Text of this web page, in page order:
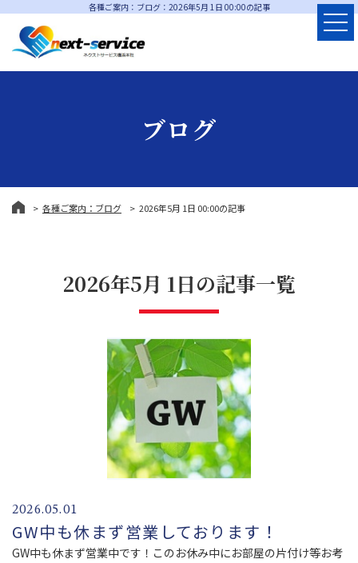
各種ご案内：ブログ：2026年5月 1日 00:00の記事
ブログ
各種ご案内：ブログ 2026年5月 1日 00:00の記事
2026年5月 1日の記事一覧
2026.05.01
GW中も休まず営業しております！
GW中も休まず営業中です！このお休み中にお部屋の片付け等お考